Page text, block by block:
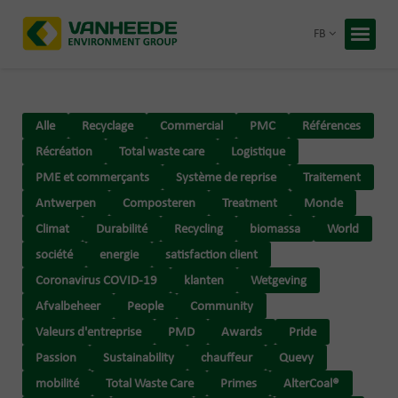
Notre
Primes
Retour
FB
Alle Recyclage Commercial PMC
Références
Récréation
Total waste care
Logistique
PME et commerçants
Système de reprise
Traitement
Antwerpen
Composteren Treatment
Monde
Climat
Durabilité Recycling biomassa
World
société
energie
satisfaction client
Coronavirus COVID-19
klanten
Wetgeving
Afvalbeheer
People
Community
Valeurs d'entreprise
PMD Awards
Pride
Passion
Sustainability chauffeur
Quevy
mobilité
Total Waste Care Primes AlterCoal®